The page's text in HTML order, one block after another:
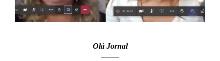
Olá Jornal